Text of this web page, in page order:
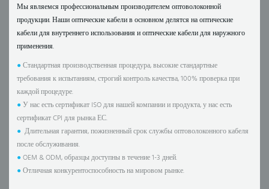
Мы являемся профессиональным производителем оптоволоконной
продукции. Наши оптические кабели в основном делятся на оптические
кабели для внутреннего использования и оптические кабели для наружного
применения.
●Стандартная производственная процедура, высокие стандартные
требования к испытаниям, строгий контроль качества, 100% проверка при
каждой процедуре.
●У нас есть сертификат ISO для нашей компании и продукта, у нас есть
сертификат CPI для рынка ЕС.
● Длительная гарантия, пожизненный срок службы оптоволоконного кабеля
после обслуживания.
●OEM & ODM, образцы доступны в течение 1-3 дней.
●Отличная конкурентоспособность на мировом рынке.